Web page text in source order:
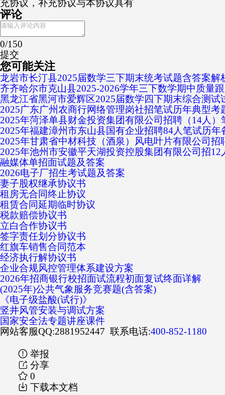
充协议，补充协议与本协议具有
评论
0/150
提交
您可能关注
龙岩市长汀县2025届数学三下期末统考试题含答案解
齐齐哈尔市克山县2025-2026学年三下数学期中质量
黑龙江省黑河市爱辉区2025届数学四下期末综合测试
2025广东广州农商行网络管理岗社招笔试历年典型
2025年菏泽单县财金投资集团有限公司招聘（14人
2025年福建漳州市东山县国有企业招聘84人笔试历
2025年甘肃省中材科技（酒泉）风电叶片有限公司
2025年池州市安徽平天湖投资控股集团有限公司招
融媒体单招面试题及答案
2026电子厂招生考试题及答案
妻子股权继承协议书
租房无合同终止协议
租赁合同延期临时协议
税款赔偿协议书
立白合作协议书
签字责任划分协议书
红旗车销售合同范本
经济执行解协议书
企业合规风控管理体系建设方案
2026年招商银行校招面试流程初面复试终面详解
(2025年)公共气象服务竞赛题(含答案)
《电子级盐酸(试行)》
竖井风管安装与调试方案
国家安全法专题讲座课件
网站客服QQ:2881952447 联系电话:400-852-1180
举报
分享
0
下载本文档